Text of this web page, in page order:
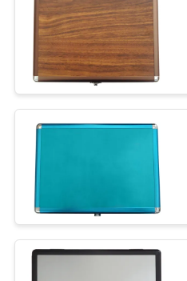
KONTAKT
MIT
UNS
BITTE
UM
EIN